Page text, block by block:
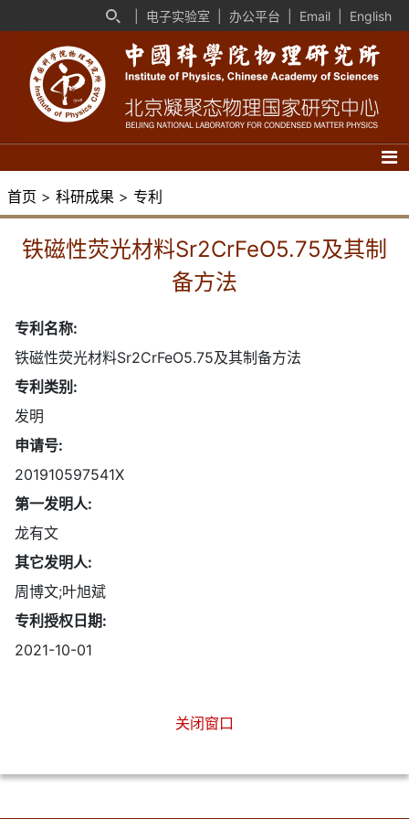
电子实验室 办公平台 Email English
首页 > 科研成果 > 专利
铁磁性荧光材料Sr2CrFeO5.75及其制
备方法
专利名称:
铁磁性荧光材料Sr2CrFeO5.75及其制备方法
专利类别:
发明
申请号:
201910597541X
第一发明人:
龙有文
其它发明人:
周博文;叶旭斌
专利授权日期:
2021-10-01
关闭窗口